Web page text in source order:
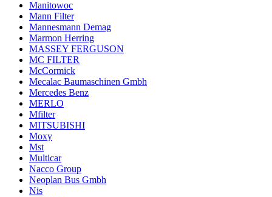
Manitowoc
Mann Filter
Mannesmann Demag
Marmon Herring
MASSEY FERGUSON
MC FILTER
McCormick
Mecalac Baumaschinen Gmbh
Mercedes Benz
MERLO
Mfilter
MITSUBISHI
Moxy
Mst
Multicar
Nacco Group
Neoplan Bus Gmbh
Nis